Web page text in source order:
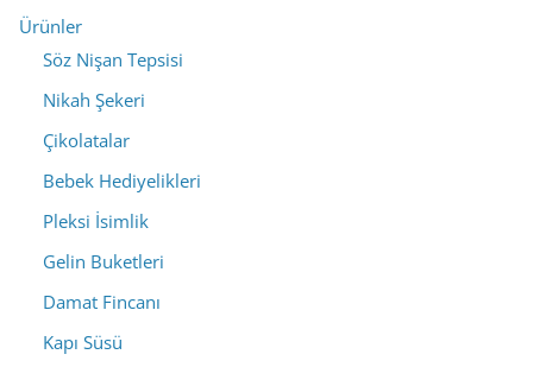
Ürünler
Söz Nişan Tepsisi
Nikah Şekeri
Çikolatalar
Bebek Hediyelikleri
Pleksi İsimlik
Gelin Buketleri
Damat Fincanı
Kapı Süsü